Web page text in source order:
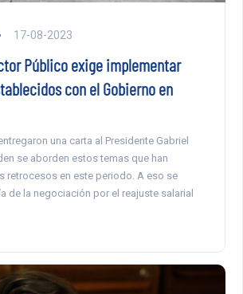
17-08-2023
Público exige implementar
con el Gobierno en
una carta al Presidente Gabriel
se aborden estos temas que han
retrocesos en este periodo. A eso se
de la negociación por el reajuste salarial